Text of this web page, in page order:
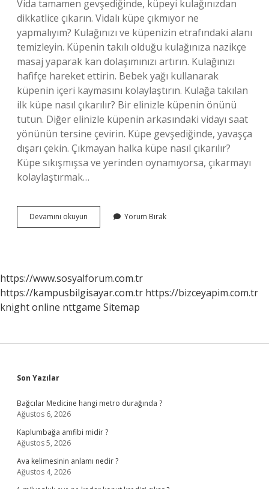
Vida tamamen gevşediğinde, küpeyi kulağınızdan
dikkatlice çıkarın. Vidalı küpe çıkmıyor ne
yapmalıyım? Kulağınızı ve küpenizin etrafındaki alanı
temizleyin. Küpenin takılı olduğu kulağınıza nazikçe
masaj yaparak kan dolaşımınızı artırın. Kulağınızı
hafifçe hareket ettirin. Bebek yağı kullanarak
küpenin içeri kaymasını kolaylaştırın. Kulağa takılan
ilk küpe nasıl çıkarılır? Bir elinizle küpenin önünü
tutun. Diğer elinizle küpenin arkasındaki vidayı saat
yönünün tersine çevirin. Küpe gevşediğinde, yavaşça
dışarı çekin. Çıkmayan halka küpe nasıl çıkarılır?
Küpe sıkışmışsa ve yerinden oynamıyorsa, çıkarmayı
kolaylaştırmak…
Devamını okuyun
Küpe
Yorum Bırak
https://www.sosyalforum.com.tr
https://kampusbilgisayar.com.tr https://bizceyapim.com.tr
knight online nttgame Sitemap
Sidebar
Son Yazılar
Bağcılar Medicine hangi metro durağında ?
Ağustos 6, 2026
Kaplumbağa amfibi midir ?
Ağustos 5, 2026
Ava kelimesinin anlamı nedir ?
Ağustos 4, 2026